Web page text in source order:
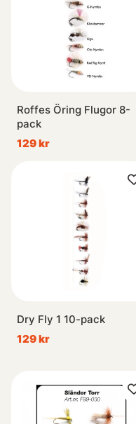
Roffes Öring Flugor 8-
pack
129 kr
Dry Fly 1 10-pack
129 kr